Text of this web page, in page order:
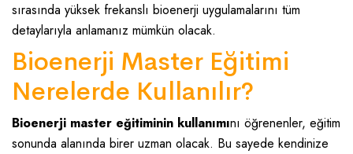
sırasında yüksek frekanslı bioenerji uygulamalarını tüm
detaylarıyla anlamanız mümkün olacak.
Bioenerji Master Eğitimi
Nerelerde Kullanılır?
Bioenerji master eğitiminin kullanımını öğrenenler, eğitim
sonunda alanında birer uzman olacak. Bu sayede kendinize